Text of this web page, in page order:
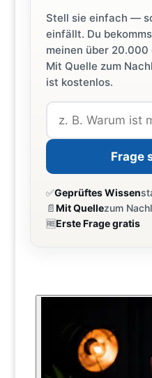
Stell sie einfach —
einfällt. Du
meinen über
Mit Quelle zum
ist kostenlos.
Frage
✅Geprüftes Wissen
📄Mit Quellezum
🆓Erste Frage gratis